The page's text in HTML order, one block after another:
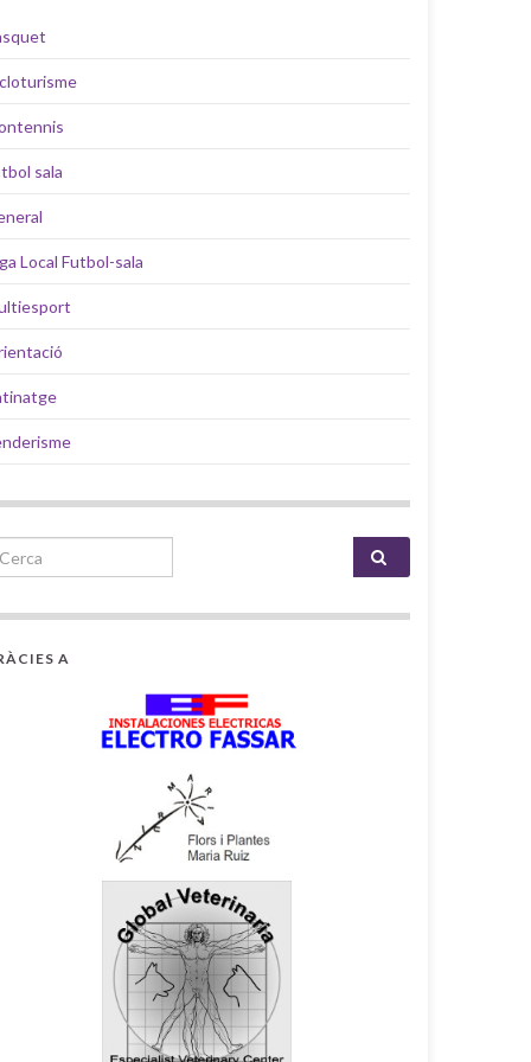
sala
Local Futbol-sala
for:
A